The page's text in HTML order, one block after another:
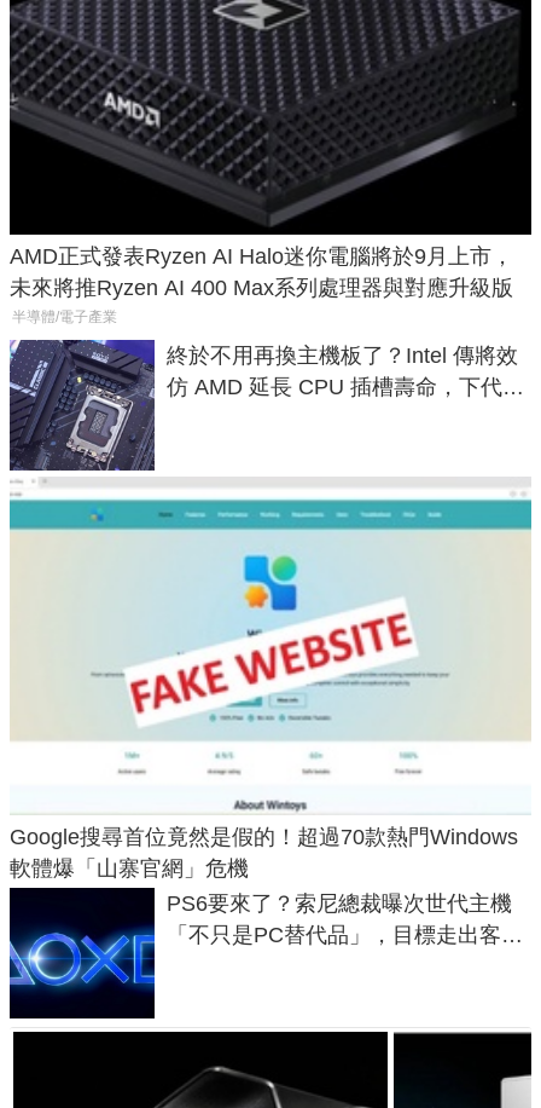
AMD正式發表Ryzen AI Halo迷你電腦將於9月上市，
未來將推Ryzen AI 400 Max系列處理器與對應升級版
半導體/電子產業
終於不用再換主機板了？Intel 傳將效
仿 AMD 延長 CPU 插槽壽命，下代
Google搜尋首位竟然是假的！超過70款熱門Windows
軟體爆「山寨官網」危機
PS6要來了？索尼總裁曝次世代主機
「不只是PC替代品」，目標走出客